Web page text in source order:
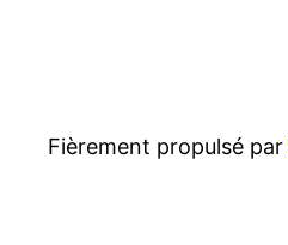
Fièrement propulsé par